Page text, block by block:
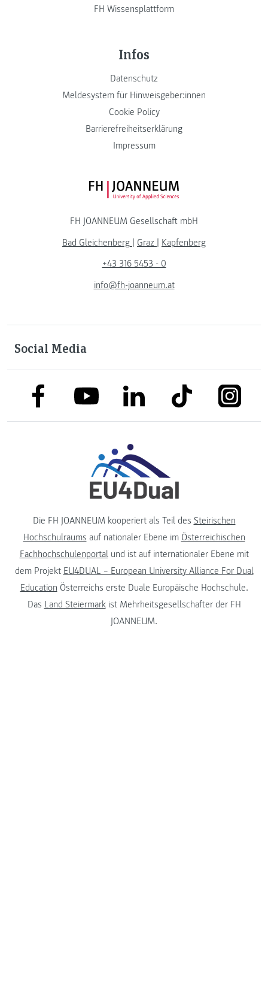
FH Wissensplattform
Infos
Datenschutz
Meldesystem für Hinweisgeber:innen
Cookie Policy
Barrierefreiheitserklärung
Impressum
FH JOANNEUM Logo
FH JOANNEUM Gesellschaft mbH
Bad Gleichenberg | Graz | Kapfenberg
+43 316 5453 - 0
info@fh-joanneum.at
Social Media
link to facebooklink to youtubelink to linkedinlink to tiktok link to
Die FH JOANNEUM kooperiert als Teil des Steirischen
Hochschulraums auf nationaler Ebene im Österreichischen
Fachhochschulenportalund ist auf internationaler Ebene mit
dem Projekt EU4DUAL – European University Alliance For Dual
Education Österreichs erste Duale Europäische Hochschule.
Das Land Steiermarkist Mehrheitsgesellschafter der FH
JOANNEUM.